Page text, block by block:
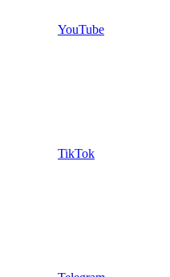
YouTube
TikTok